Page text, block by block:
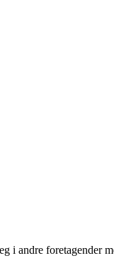
i andre foretagender